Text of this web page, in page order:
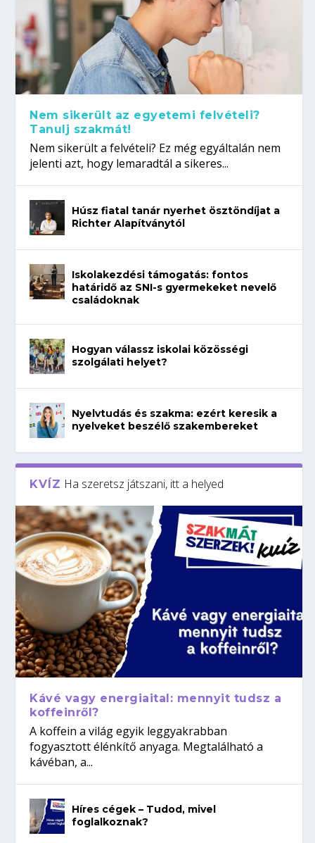
Nem sikerült az egyetemi felvételi?
Tanulj szakmát!
Nem sikerült a felvételi? Ez még egyáltalán nem
jelenti azt, hogy lemaradtál a sikeres...
Húsz fiatal tanár nyerhet ösztöndíjat a
Richter Alapítványtól
Iskolakezdési támogatás: fontos
határidő az SNI-s gyermekeket nevelő
családoknak
Hogyan válassz iskolai közösségi
szolgálati helyet?
Nyelvtudás és szakma: ezért keresik a
nyelveket beszélő szakembereket
KVÍZ Ha szeretsz játszani, itt a helyed
Kávé vagy energiaital: mennyit tudsz a
koffeinről?
A koffein a világ egyik leggyakrabban
fogyasztott élénkítő anyaga. Megtalálható a
kávéban, a...
Híres cégek – Tudod, mivel
foglalkoznak?